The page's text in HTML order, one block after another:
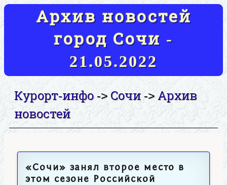
Архив новостей
город Сочи -
21.05.2022
Курорт-инфо-> Сочи->Архив
новостей
«Сочи» занял второе место в
этом сезоне Российской